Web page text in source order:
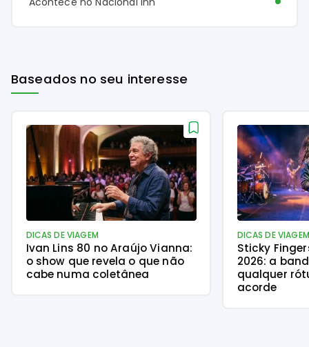
Baseados no seu interesse
DICAS DE VIAGEM
Ivan Lins 80 no Araújo Vianna:
o show que revela o que não
cabe numa coletânea
DICAS DE VIAGEM
Sticky
2026: a
qualquer
acorde